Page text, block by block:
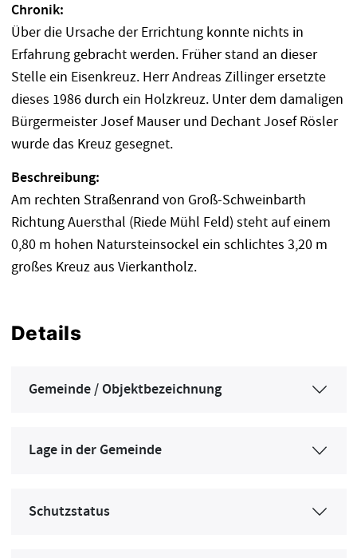
Chronik:
Über die Ursache der Errichtung konnte nichts in
Erfahrung gebracht werden. Früher stand an dieser
Stelle ein Eisenkreuz. Herr Andreas Zillinger ersetzte
dieses 1986 durch ein Holzkreuz. Unter dem damaligen
Bürgermeister Josef Mauser und Dechant Josef Rösler
wurde das Kreuz gesegnet.
Beschreibung:
Am rechten Straßenrand von Groß-Schweinbarth
Richtung Auersthal (Riede Mühl Feld) steht auf einem
0,80 m hohen Natursteinsockel ein schlichtes 3,20 m
großes Kreuz aus Vierkantholz.
Details
Gemeinde / Objektbezeichnung
Lage in der Gemeinde
Schutzstatus